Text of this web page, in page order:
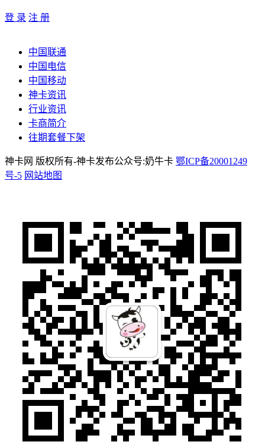
登 录 注 册
中国联通
中国电信
中国移动
神卡资讯
行业资讯
卡商简介
往期套餐下架
神卡网 版权所有-神卡发布公众号:奶牛卡 鄂ICP备20001249
号-5 网站地图